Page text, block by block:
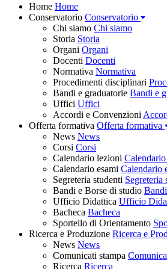
Home Home
Conservatorio Conservatorio
Chi siamo Chi siamo
Storia Storia
Organi Organi
Docenti Docenti
Normativa Normativa
Procedimenti disciplinari
Bandi e graduatorie Bandi e
Uffici Uffici
Accordi e Convenzioni
Offerta formativa Offerta formativa
News News
Corsi Corsi
Calendario lezioni
Calendario esami Calendario
Segreteria studenti Segreteria
Bandi e Borse di studio
Ufficio Didattica Ufficio
Bacheca Bacheca
Sportello di Orientamento
Ricerca e Produzione Ricerca e
News News
Comunicati stampa
Ricerca Ricerca